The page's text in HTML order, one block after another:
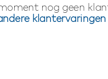
nog geen
klantervaringen